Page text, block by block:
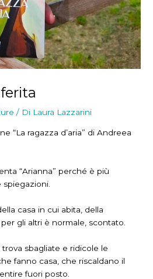
/ Di Laura Lazzarini
“La ragazza d’aria” di Andreea
“Arianna” perché è più
casa in cui abita, della
gli altri è normale, scontato.
trova sbagliate e ridicole le
fanno casa, che riscaldano il
fuori posto.